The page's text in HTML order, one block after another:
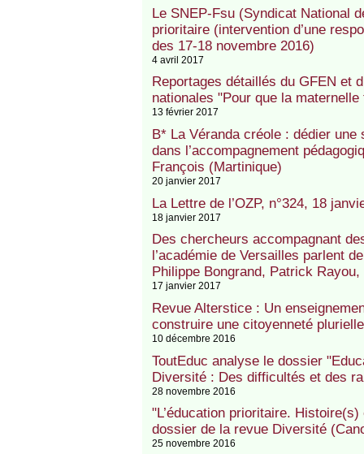
Le SNEP-Fsu (Syndicat National
prioritaire (intervention d’une
des 17-18 novembre 2016)
4 avril 2017
Reportages détaillés du GFEN et
nationales "Pour que la
13 février 2017
B* La Véranda créole : dédier
dans l’accompagnement
François (Martinique)
20 janvier 2017
La Lettre de l’OZP, n°324, 18
18 janvier 2017
Des chercheurs accompagnant
l’académie de Versailles parlent
Philippe Bongrand, Patrick
17 janvier 2017
Revue Alterstice : Un
construire une citoyenneté
10 décembre 2016
ToutEduc analyse le dossier
Diversité : Des difficultés et des
28 novembre 2016
"L’éducation prioritaire.
dossier de la revue Diversité
25 novembre 2016